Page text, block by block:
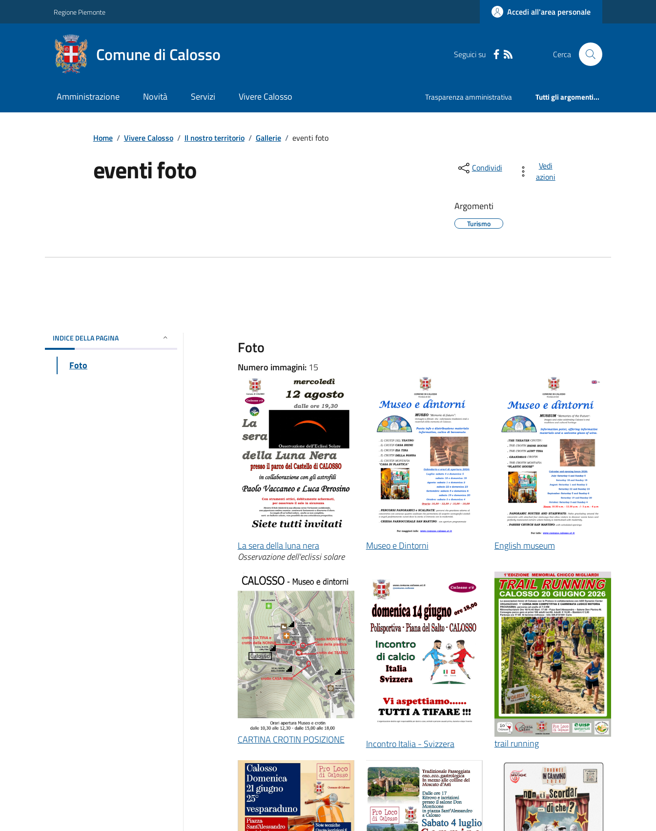
Regione Piemonte Accedi all'area personale
Comune di Calosso Seguici su Cerca
Amministrazione Novità Servizi Vivere Calosso Trasparenza amministrativa Tutti gli argomenti...
Home / Vivere Calosso / Il nostro territorio / Gallerie / eventi foto
eventi foto Condividi
Vedi
azioni
Argomenti
Turismo
INDICE DELLA PAGINA
Foto
Foto
Numero immagini:15
La sera della luna nera
Osservazione dell'eclissi solare
Museo e Dintorni English museum
CARTINA CROTIN POSIZIONE Incontro Italia - Svizzera trail running